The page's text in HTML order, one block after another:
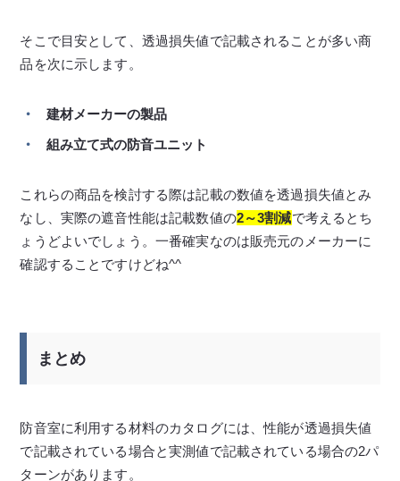
そこで目安として、透過損失値で記載されることが多い商
品を次に示します。
建材メーカーの製品
組み立て式の防音ユニット
これらの商品を検討する際は記載の数値を透過損失値とみ
なし、実際の遮音性能は記載数値の2～3割減で考えるとち
ょうどよいでしょう。一番確実なのは販売元のメーカーに
確認することですけどね^^
まとめ
防音室に利用する材料のカタログには、性能が透過損失値
で記載されている場合と実測値で記載されている場合の2パ
ターンがあります。